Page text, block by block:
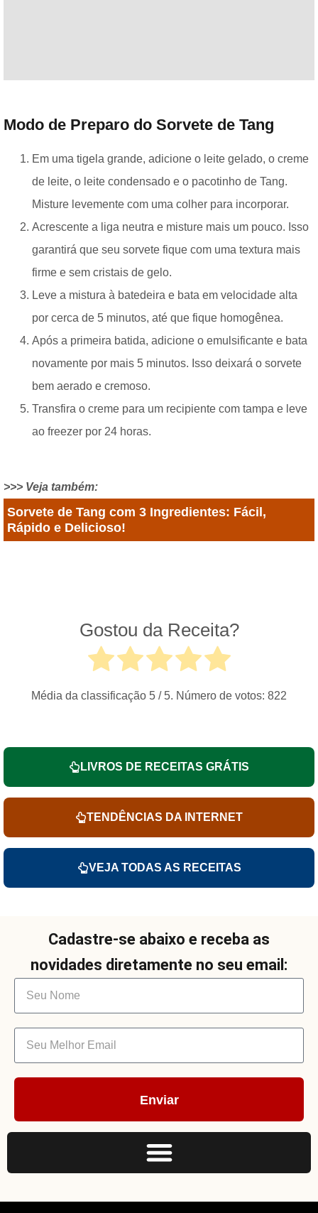
Modo de Preparo do Sorvete de Tang
Em uma tigela grande, adicione o leite gelado, o creme
de leite, o leite condensado e o pacotinho de Tang.
Misture levemente com uma colher para incorporar.
Acrescente a liga neutra e misture mais um pouco. Isso
garantirá que seu sorvete fique com uma textura mais
firme e sem cristais de gelo.
Leve a mistura à batedeira e bata em velocidade alta
por cerca de 5 minutos, até que fique homogênea.
Após a primeira batida, adicione o emulsificante e bata
novamente por mais 5 minutos. Isso deixará o sorvete
bem aerado e cremoso.
Transfira o creme para um recipiente com tampa e leve
ao freezer por 24 horas.
>>> Veja também:
Sorvete de Tang com 3 Ingredientes: Fácil,
Rápido e Delicioso!
Gostou da Receita?
Média da classificação 5 / 5. Número de votos: 822
LIVROS DE RECEITAS GRÁTIS
TENDÊNCIAS DA INTERNET
VEJA TODAS AS RECEITAS
Cadastre-se abaixo e receba as
novidades diretamente no seu email:
Enviar